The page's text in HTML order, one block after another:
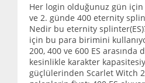
Her login olduğunuz gün
ve 2. günde 400 eternity
Nedir bu eternity
için bu para birimini
200, 400 ve 600 ES arasında
kesinlikle karakter
güçlülerinden Scarlet Witch